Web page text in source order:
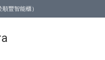
豐智能櫃）